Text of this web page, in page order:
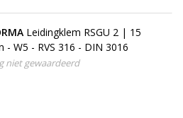
Leidingklem RSGU 2 | 15
- W5 - RVS 316 - DIN 3016
niet gewaardeerd